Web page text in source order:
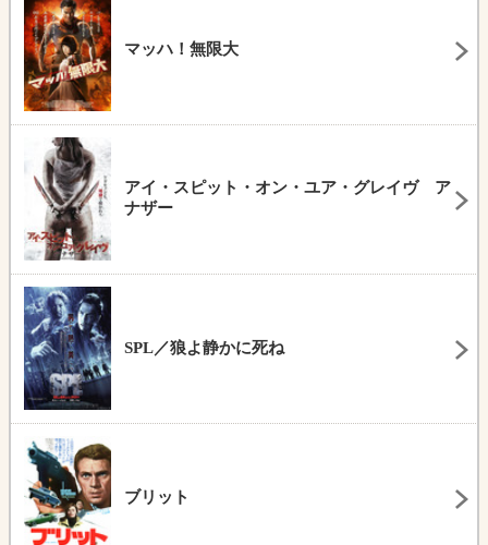
マッハ！無限大
アイ・スピット・オン・ユア・グレイヴ ア
ナザー
SPL／狼よ静かに死ね
ブリット